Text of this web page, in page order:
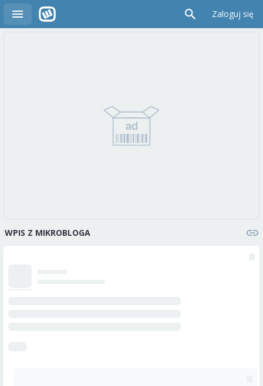
Zaloguj się
WPIS Z MIKROBLOGA